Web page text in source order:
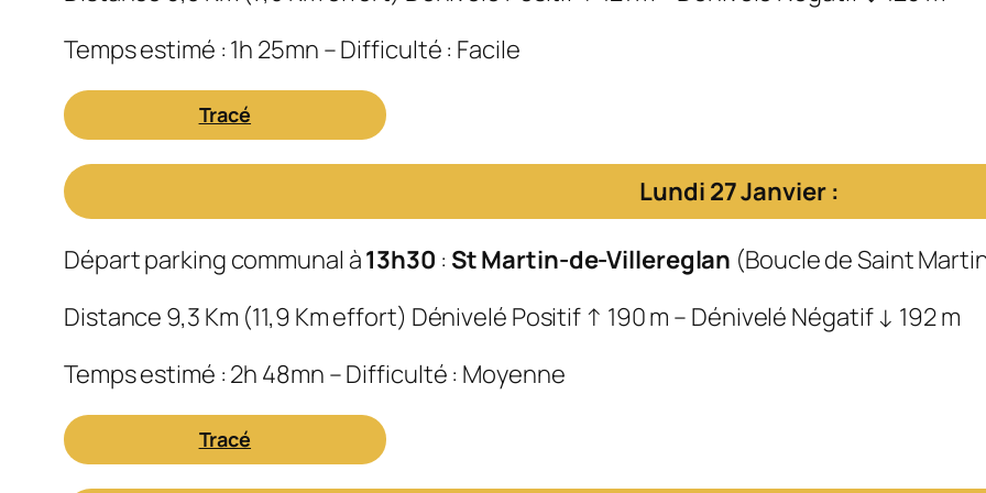
Temps estimé : 1h 25mn – Difficulté : Facile
Tracé
Lundi 27 Janvier :
Départ parking communal à13h30 : St Martin-de-Villereglan (Boucle de Saint
Distance 9,3 Km (11,9 Km effort) Dénivelé Positif ↑ 190 m – Dénivelé Négatif ↓ 192 m
Temps estimé : 2h 48mn – Difficulté : Moyenne
Tracé